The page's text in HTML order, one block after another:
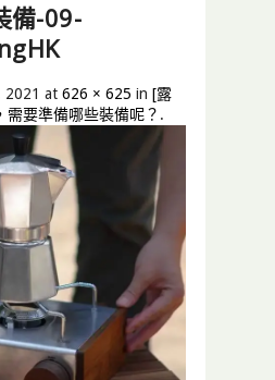
備-09-
2021 at 626 × 625 in [露
需要準備哪些裝備呢？ .